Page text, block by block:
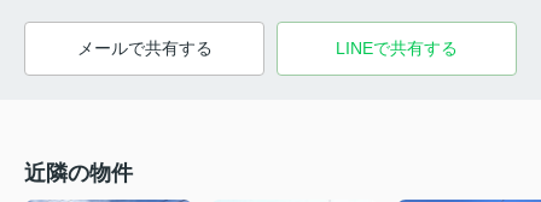
メールで共有する LINEで共有する
近隣の物件